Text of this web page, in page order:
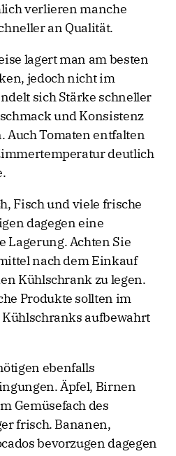
verlieren manche
an Qualität.
lagert man am besten
jedoch nicht im
sich Stärke schneller
und Konsistenz
Auch Tomaten entfalten
deutlich
Fisch und viele frische
dagegen eine
Lagerung. Achten Sie
nach dem Einkauf
Kühlschrank zu legen.
Produkte sollten im
aufbewahrt
ebenfalls
Äpfel, Birnen
Gemüsefach des
frisch. Bananen,
bevorzugen dagegen